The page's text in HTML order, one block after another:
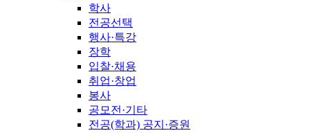
학사
전공선택
행사·특강
장학
입찰·채용
취업·창업
봉사
공모전·기타
전공(학과) 공지·증원